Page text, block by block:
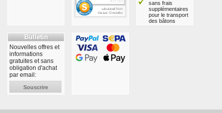
sans frais
supplémentaires
pour le transport
des bâtons
Bulletin
Nouvelles offres et
informations
gratuites et sans
obligation d'achat
par email:
Souscrire